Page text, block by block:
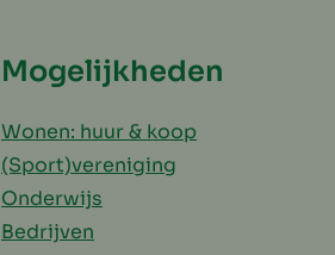
Mogelijkheden
Wonen: huur & koop
(Sport)vereniging
Onderwijs
Bedrijven